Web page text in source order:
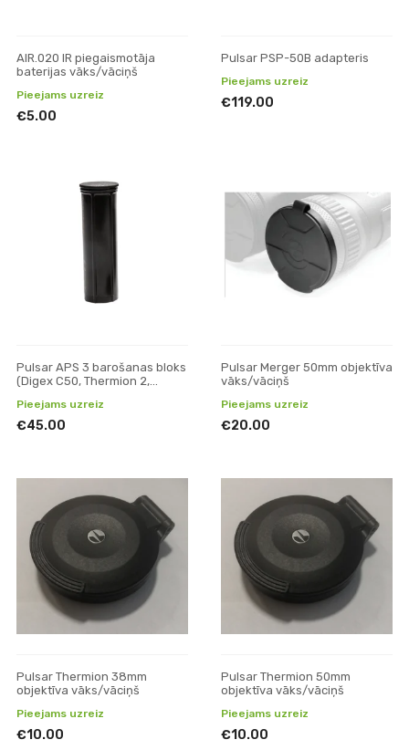
AIR.020 IR piegaismotāja
baterijas vāks/vāciņš
Pieejams uzreiz
€5.00
Pulsar PSP-50B adapteris
Pieejams uzreiz
€119.00
Pulsar APS 3 barošanas bloks
(Digex C50, Thermion 2,
Axion XM30F)
Pieejams uzreiz
€45.00
Pulsar Merger 50mm objektīva
vāks/vāciņš
Pieejams uzreiz
€20.00
Pulsar Thermion 38mm
objektīva vāks/vāciņš
Pieejams uzreiz
€10.00
Pulsar Thermion 50mm
objektīva vāks/vāciņš
Pieejams uzreiz
€10.00